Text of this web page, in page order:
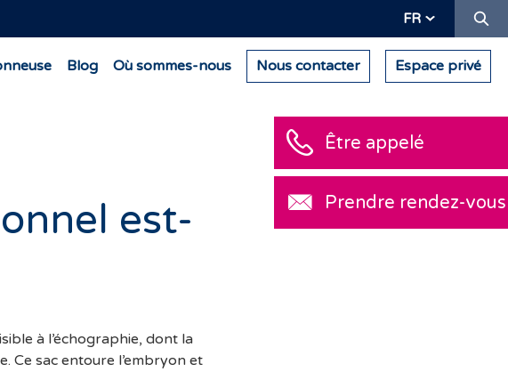
FR
Blog Où sommes-nous Nous contacter Espace privé
est-
à l’échographie, dont la
Ce sac entoure l’embryon et
Être appelé
Prendre rendez-vous